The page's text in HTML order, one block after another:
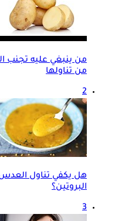
من ينبغي عليه تجنب
من تناولها
2
هل يكفي تناول
البروتين؟
3